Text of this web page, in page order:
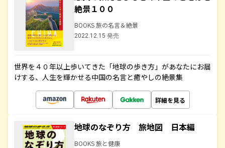
絶景１００
BOOKS 旅の名言＆絶景
2022.12.15 発売
世界を４０年以上歩いてきた「地球の歩き方」があなたにお届
けする、人生を輝かせる中国の名言と癒やしの絶景集
詳細を見る
地球のなぞり方 旅地図 日本編
BOOKS 旅と健康